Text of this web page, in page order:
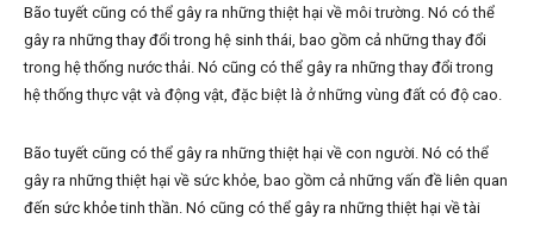
Bão tuyết cũng có thể gây ra những thiệt hại về môi trường. Nó có thể
gây ra những thay đổi trong hệ sinh thái, bao gồm cả những thay đổi
trong hệ thống nước thải. Nó cũng có thể gây ra những thay đổi trong
hệ thống thực vật và động vật, đặc biệt là ở những vùng đất có độ cao.
Bão tuyết cũng có thể gây ra những thiệt hại về con người. Nó có thể
gây ra những thiệt hại về sức khỏe, bao gồm cả những vấn đề liên quan
đến sức khỏe tinh thần. Nó cũng có thể gây ra những thiệt hại về tài